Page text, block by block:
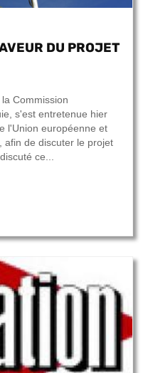
DU PROJET
Commission
s'est entretenue hier
l'Union européenne et
afin de discuter le projet
ce...